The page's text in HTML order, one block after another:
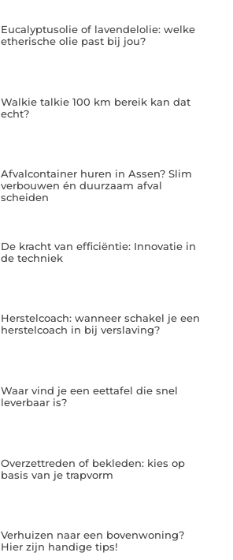
Eucalyptusolie of lavendelolie: welke
etherische olie past bij jou?
Walkie talkie 100 km bereik kan dat
echt?
Afvalcontainer huren in Assen? Slim
verbouwen én duurzaam afval
scheiden
De kracht van efficiëntie: Innovatie in
de techniek
Herstelcoach: wanneer schakel je een
herstelcoach in bij verslaving?
Waar vind je een eettafel die snel
leverbaar is?
Overzettreden of bekleden: kies op
basis van je trapvorm
Verhuizen naar een bovenwoning?
Hier zijn handige tips!